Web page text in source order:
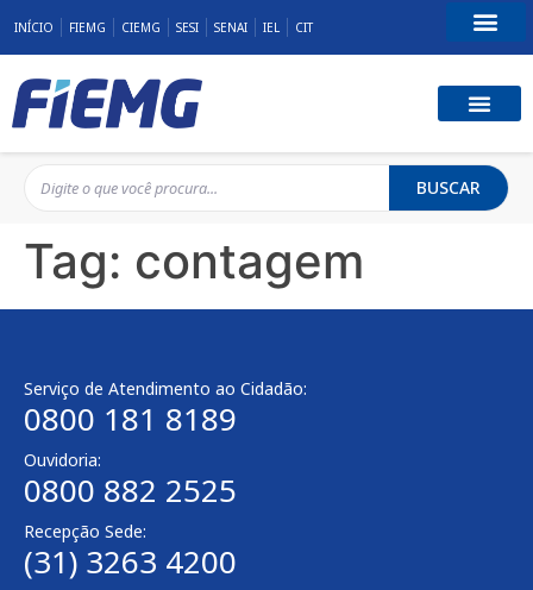
INÍCIO FIEMG CIEMG SESI SENAI IEL CIT
BUSCAR
Tag: contagem
Serviço de Atendimento ao Cidadão:
0800 181 8189
Ouvidoria:
0800 882 2525
Recepção Sede:
(31) 3263 4200